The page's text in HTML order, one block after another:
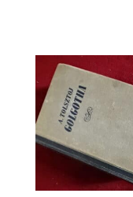
350 Ft.200